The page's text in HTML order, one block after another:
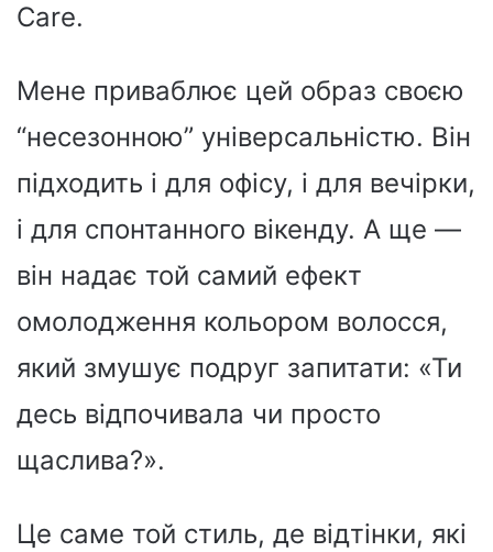
Care.
Мене приваблює цей образ своєю
“несезонною” універсальністю. Він
підходить і для офісу, і для вечірки,
і для спонтанного вікенду. А ще —
він надає той самий ефект
омолодження кольором волосся,
який змушує подруг запитати: «Ти
десь відпочивала чи просто
щаслива?».
Це саме той стиль, де відтінки, які